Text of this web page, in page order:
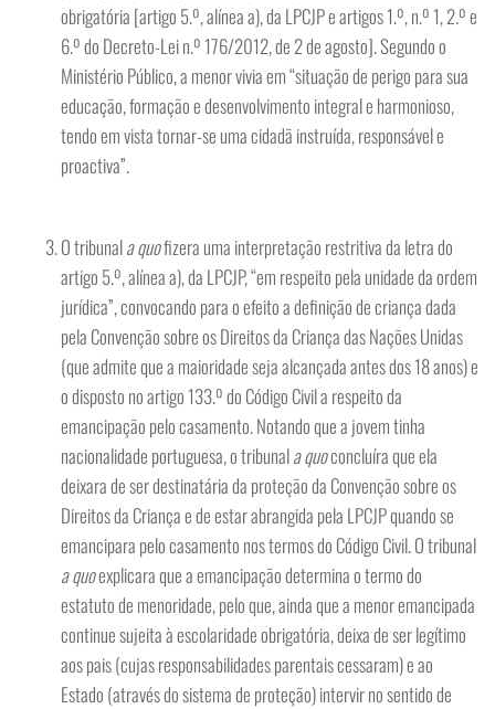
obrigatória [artigo 5.º, alínea a), da LPCJP e artigos 1.º, n.º 1, 2.º e
6.º do Decreto-Lei n.º 176/2012, de 2 de agosto]. Segundo o
Ministério Público, a menor vivia em “situação de perigo para sua
educação, formação e desenvolvimento integral e harmonioso,
tendo em vista tornar-se uma cidadã instruída, responsável e
proactiva”.
O tribunala quofizera uma interpretação restritiva da letra do
artigo 5.º, alínea a), da LPCJP, “em respeito pela unidade da ordem
jurídica”, convocando para o efeito a definição de criança dada
pela Convenção sobre os Direitos da Criança das Nações Unidas
(que admite que a maioridade seja alcançada antes dos 18 anos) e
o disposto no artigo 133.º do Código Civil a respeito da
emancipação pelo casamento. Notando que a jovem tinha
nacionalidade portuguesa, o tribunala quoconcluíra que ela
deixara de ser destinatária da proteção da Convenção sobre os
Direitos da Criança e de estar abrangida pela LPCJP quando se
emancipara pelo casamento nos termos do Código Civil. O tribunal
a quoexplicara que a emancipação determina o termo do
estatuto de menoridade, pelo que, ainda que a menor emancipada
continue sujeita à escolaridade obrigatória, deixa de ser legítimo
aos pais (cujas responsabilidades parentais cessaram) e ao
Estado (através do sistema de proteção) intervir no sentido de